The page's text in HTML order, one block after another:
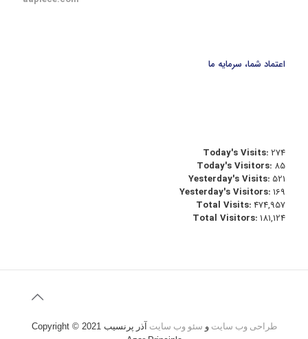
اعتماد شما، سرمایه ما
Today's Visits:274
Today's Visitors: 85
Yesterday's Visits: 521
Yesterday's Visitors:169
Total Visits:474,957
Total Visitors:181,124
طراحی وب سایت و سئو وب سایت آذر پرنسیب Copyright © 2021